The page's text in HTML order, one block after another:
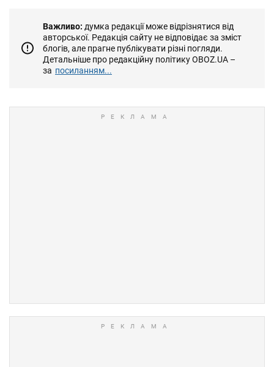
Важливо: думка редакції може відрізнятися від
авторської. Редакція сайту не відповідає за зміст
блогів, але прагне публікувати різні погляди.
Детальніше про редакційну політику OBOZ.UA –
за посиланням...